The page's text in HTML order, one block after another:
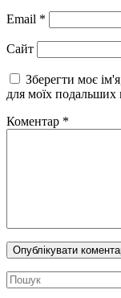
Email *
Сайт
Зберегти моє
для моїх подальших
Коментар *